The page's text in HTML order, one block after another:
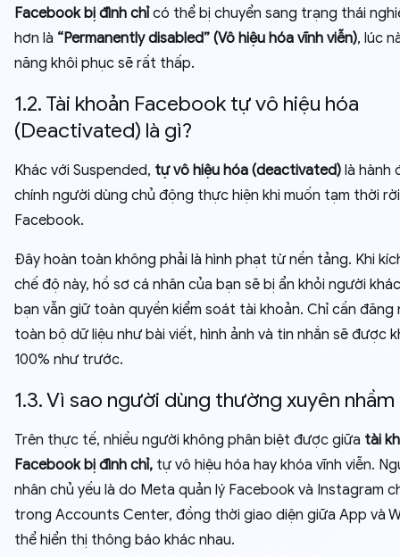
Facebook bị đình chỉcó thể bị chuyển sang trạng thái
hơn là “Permanently disabled” (Vô hiệu hóa vĩnh viễn), lúc
năng khôi phục sẽ rất thấp.
1.2. Tài khoản Facebook tự vô hiệu hóa
(Deactivated) là gì?
Khác với Suspended, tự vô hiệu hóa (deactivated) là hành
chính người dùng chủ động thực hiện khi muốn tạm thời
Facebook.
Đây hoàn toàn không phải là hình phạt từ nền tảng. Khi
chế độ này, hồ sơ cá nhân của bạn sẽ bị ẩn khỏi người
bạn vẫn giữ toàn quyền kiểm soát tài khoản. Chỉ cần đăng
toàn bộ dữ liệu như bài viết, hình ảnh và tin nhắn sẽ được
100% như trước.
1.3. Vì sao người dùng thường xuyên nhầm
Trên thực tế, nhiều người không phân biệt được giữa tài
Facebook bị đình chỉ, tự vô hiệu hóa hay khóa vĩnh viễn.
nhân chủ yếu là do Meta quản lý Facebook và Instagram
trong Accounts Center, đồng thời giao diện giữa App và
thể hiển thị thông báo khác nhau.